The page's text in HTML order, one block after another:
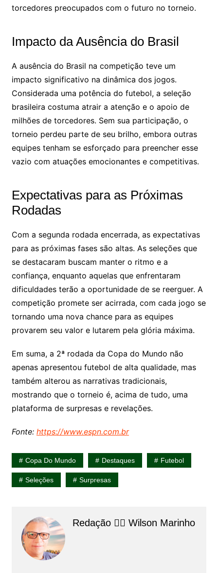
torcedores preocupados com o futuro no torneio.
Impacto da Ausência do Brasil
A ausência do Brasil na competição teve um
impacto significativo na dinâmica dos jogos.
Considerada uma potência do futebol, a seleção
brasileira costuma atrair a atenção e o apoio de
milhões de torcedores. Sem sua participação, o
torneio perdeu parte de seu brilho, embora outras
equipes tenham se esforçado para preencher esse
vazio com atuações emocionantes e competitivas.
Expectativas para as Próximas
Rodadas
Com a segunda rodada encerrada, as expectativas
para as próximas fases são altas. As seleções que
se destacaram buscam manter o ritmo e a
confiança, enquanto aquelas que enfrentaram
dificuldades terão a oportunidade de se reerguer. A
competição promete ser acirrada, com cada jogo se
tornando uma nova chance para as equipes
provarem seu valor e lutarem pela glória máxima.
Em suma, a 2ª rodada da Copa do Mundo não
apenas apresentou futebol de alta qualidade, mas
também alterou as narrativas tradicionais,
mostrando que o torneio é, acima de tudo, uma
plataforma de surpresas e revelações.
Fonte: https://www.espn.com.br
Copa Do Mundo Destaques Futebol
Seleções Surpresas
Redação 👨‍⚖️​ Wilson Marinho